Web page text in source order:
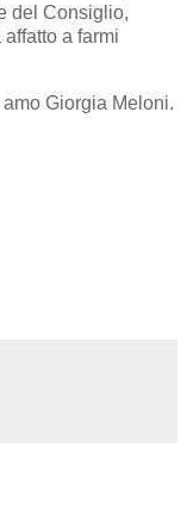
del Consiglio,
a farmi
amo Giorgia Meloni.